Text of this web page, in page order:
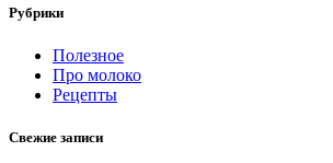
Рубрики
Полезное
Про молоко
Рецепты
Свежие записи